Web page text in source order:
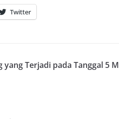
Twitter
yang Terjadi pada Tanggal 5 M